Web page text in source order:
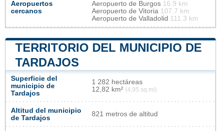
Aeropuertos
cercanos
Aeropuerto de Burgos 16.9 km
Aeropuerto de Vitoria 107.7 km
Aeropuerto de Valladolid 111.3 km
TERRITORIO DEL MUNICIPIO DE
TARDAJOS
Superficie del
municipio de
Tardajos
1 282 hectáreas
12,82 km² (4,95 sq mi)
Altitud del municipio
de Tardajos
821 metros de altitud